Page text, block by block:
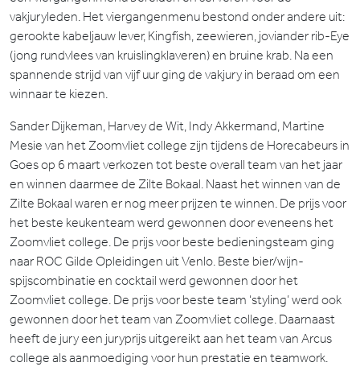
vakjuryleden. Het viergangenmenu bestond onder andere uit:
gerookte kabeljauw lever, Kingfish, zeewieren, joviander rib-Eye
(jong rundvlees van kruislingklaveren) en bruine krab. Na een
spannende strijd van vijf uur ging de vakjury in beraad om een
winnaar te kiezen.
Sander Dijkeman, Harvey de Wit, Indy Akkermand, Martine
Mesie van het Zoomvliet college zijn tijdens de Horecabeurs in
Goes op 6 maart verkozen tot beste overall team van het jaar
en winnen daarmee de Zilte Bokaal. Naast het winnen van de
Zilte Bokaal waren er nog meer prijzen te winnen. De prijs voor
het beste keukenteam werd gewonnen door eveneens het
Zoomvliet college. De prijs voor beste bedieningsteam ging
naar ROC Gilde Opleidingen uit Venlo. Beste bier/wijn-
spijscombinatie en cocktail werd gewonnen door het
Zoomvliet college. De prijs voor beste team ‘styling’ werd ook
gewonnen door het team van Zoomvliet college. Daarnaast
heeft de jury een juryprijs uitgereikt aan het team van Arcus
college als aanmoediging voor hun prestatie en teamwork.